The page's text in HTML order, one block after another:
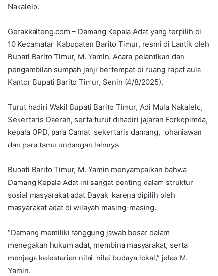
Nakalelo.
Gerakkalteng.com – Damang Kepala Adat yang terpilih di
10 Kecamatan Kabupaten Barito Timur, resmi di Lantik oleh
Bupati Barito Timur, M. Yamin. Acara pelantikan dan
pengambilan sumpah janji bertempat di ruang rapat aula
Kantor Bupati Barito Timur, Senin (4/8/2025).
Turut hadiri Wakil Bupati Barito Timur, Adi Mula Nakalelo,
Sekertaris Daerah, serta turut dihadiri jajaran Forkopimda,
kepala OPD, para Camat, sekertaris damang, rohaniawan
dan para tamu undangan lainnya.
Bupati Barito Timur, M. Yamin menyampaikan bahwa
Damang Kepala Adat ini sangat penting dalam struktur
sosial masyarakat adat Dayak, karena dipilih oleh
masyarakat adat di wilayah masing-masing.
“Damang memiliki tanggung jawab besar dalam
menegakan hukum adat, membina masyarakat, serta
menjaga kelestarian nilai-nilai budaya lokal,” jelas M.
Yamin.